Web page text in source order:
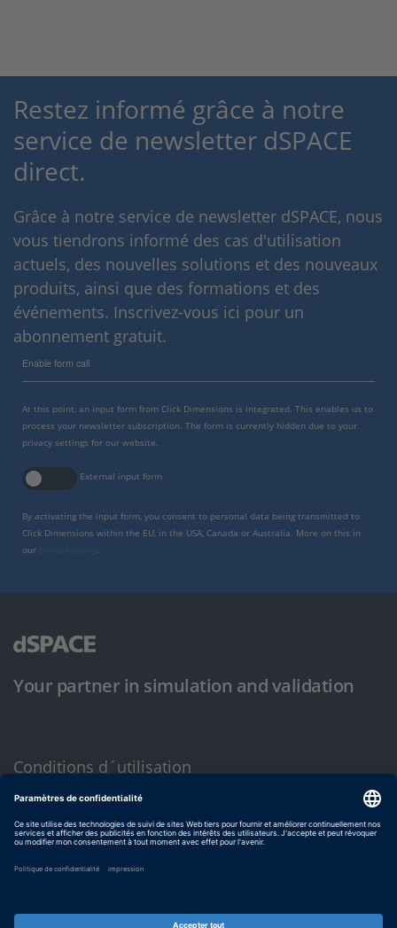
Restez informé grâce à notre
service de newsletter dSPACE
direct.
Grâce à notre service de newsletter dSPACE, nous
vous tiendrons informé des cas d'utilisation
actuels, des nouvelles solutions et des nouveaux
produits, ainsi que des formations et des
événements. Inscrivez-vous ici pour un
abonnement gratuit.
Enable form call
At this point, an input form from Click Dimensions is integrated. This enables us to
process your newsletter subscription. The form is currently hidden due to your
privacy settings for our website.
External input form
By activating the input form, you consent to personal data being transmitted to
Click Dimensions within the EU, in the USA, Canada or Australia. More on this in
our
Your partner in simulation and validation
Conditions d´utilisation
Politique de confidentialité
Mentions légales et conditions générales